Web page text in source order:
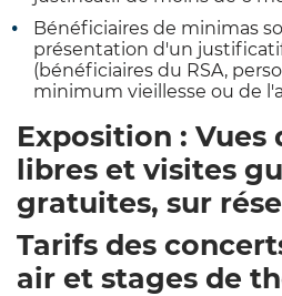
Bénéficiaires de minimas
présentation d'un
(bénéficiaires du RSA,
minimum vieillesse ou de
Exposition : Vues
libres et visites
gratuites, sur
Tarifs des
air et stages de